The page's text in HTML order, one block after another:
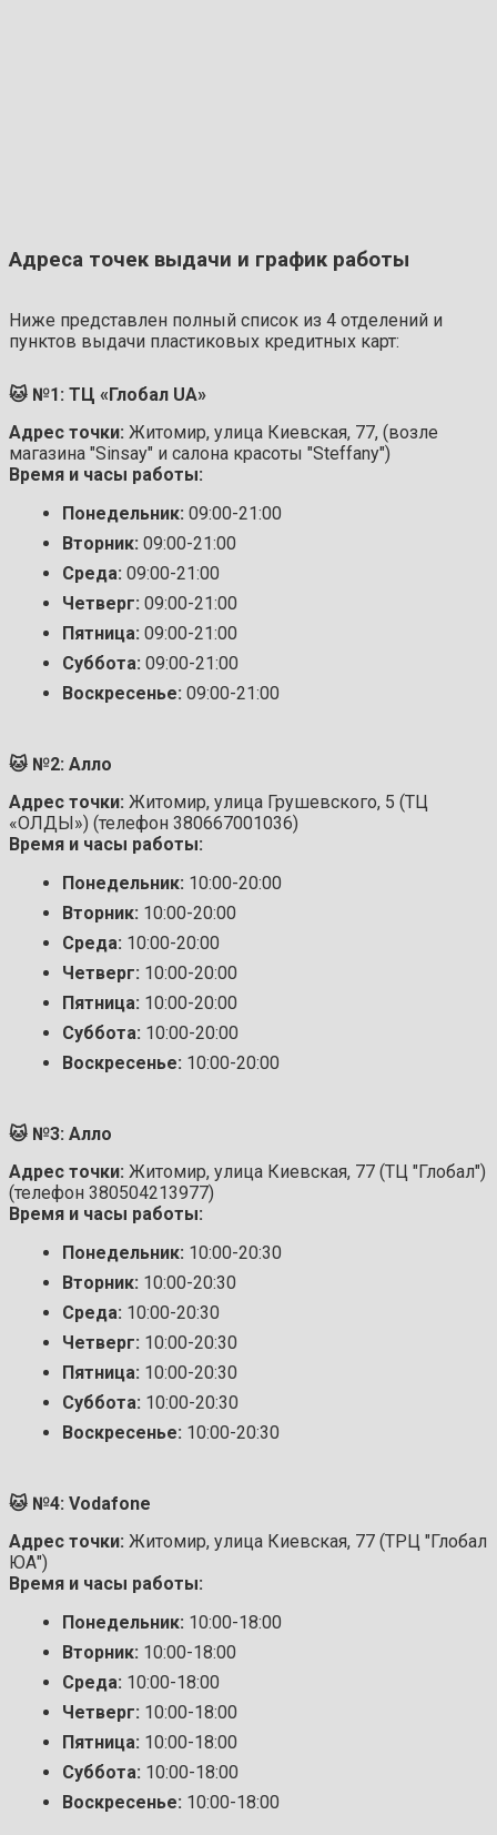
Адреса точек выдачи и график работы
Ниже представлен полный список из 4 отделений и
пунктов выдачи пластиковых кредитных карт:
🐱 №1: ТЦ «Глобал UA»
Адрес точки: Житомир, улица Киевская, 77, (возле
магазина "Sinsay" и салона красоты "Steffany")
Время и часы работы:
Понедельник: 09:00-21:00
Вторник: 09:00-21:00
Среда: 09:00-21:00
Четверг: 09:00-21:00
Пятница: 09:00-21:00
Суббота: 09:00-21:00
Воскресенье: 09:00-21:00
🐱 №2: Алло
Адрес точки: Житомир, улица Грушевского, 5 (ТЦ
«ОЛДЫ») (телефон 380667001036)
Время и часы работы:
Понедельник: 10:00-20:00
Вторник: 10:00-20:00
Среда: 10:00-20:00
Четверг: 10:00-20:00
Пятница: 10:00-20:00
Суббота: 10:00-20:00
Воскресенье: 10:00-20:00
🐱 №3: Алло
Адрес точки: Житомир, улица Киевская, 77 (ТЦ "Глобал")
(телефон 380504213977)
Время и часы работы:
Понедельник: 10:00-20:30
Вторник: 10:00-20:30
Среда: 10:00-20:30
Четверг: 10:00-20:30
Пятница: 10:00-20:30
Суббота: 10:00-20:30
Воскресенье: 10:00-20:30
🐱 №4: Vodafone
Адрес точки: Житомир, улица Киевская, 77 (ТРЦ "Глобал
ЮА")
Время и часы работы:
Понедельник: 10:00-18:00
Вторник: 10:00-18:00
Среда: 10:00-18:00
Четверг: 10:00-18:00
Пятница: 10:00-18:00
Суббота: 10:00-18:00
Воскресенье: 10:00-18:00